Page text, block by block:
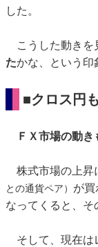
した。
こうした動きを
たかな、という印
■クロス円
ＦＸ市場の動
株式市場の上昇
との通貨ペア） が買
なってくると、そ
そして、現在は